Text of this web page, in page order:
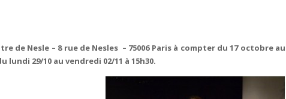
de Nesle – 8 rue de Nesles – 75006 Paris à compter du 17 octobre au
lundi 29/10 au vendredi 02/11 à 15h30.